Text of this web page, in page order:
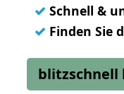
✓ Schnell &
✓ Finden Sie
blitzschnell